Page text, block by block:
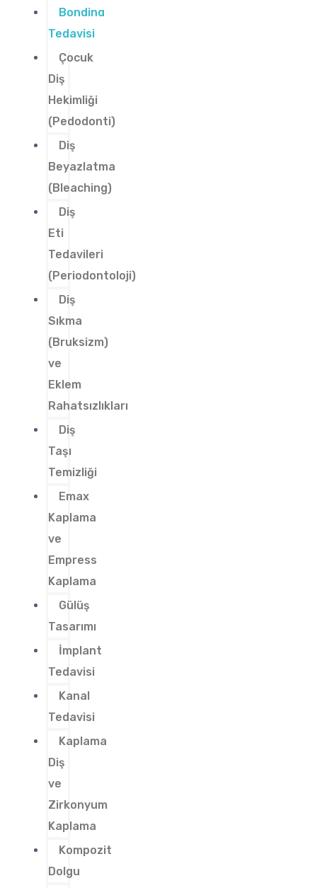
Bonding
Tedavisi
Çocuk
Diş
Hekimliği
(Pedodonti)
Diş
Beyazlatma
(Bleaching)
Diş
Eti
Tedavileri
(Periodontoloji)
Diş
Sıkma
(Bruksizm)
ve
Eklem
Rahatsızlıkları
Diş
Taşı
Temizliği
Emax
Kaplama
ve
Empress
Kaplama
Gülüş
Tasarımı
İmplant
Tedavisi
Kanal
Tedavisi
Kaplama
Diş
ve
Zirkonyum
Kaplama
Kompozit
Dolgu